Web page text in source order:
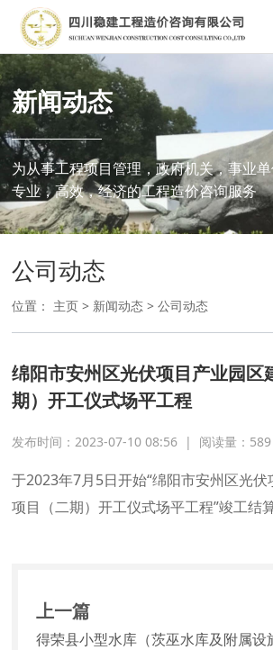
新闻动态
为从事工程项目管理，政府机关，事业
专业，高效，经济的工程造价咨询服务
公司动态
位置： 主页 > 新闻动态 >公司动态
绵阳市安州区光伏项目产业园区
期）开工仪式场平工程
发布时间：2023-07-10 08:56 | 阅读量： 589
于2023年7月5日开始“绵阳市安州区光
项目（二期）开工仪式场平工程”竣工结
上一篇
得荣县小型水库（茨巫水库及附属设